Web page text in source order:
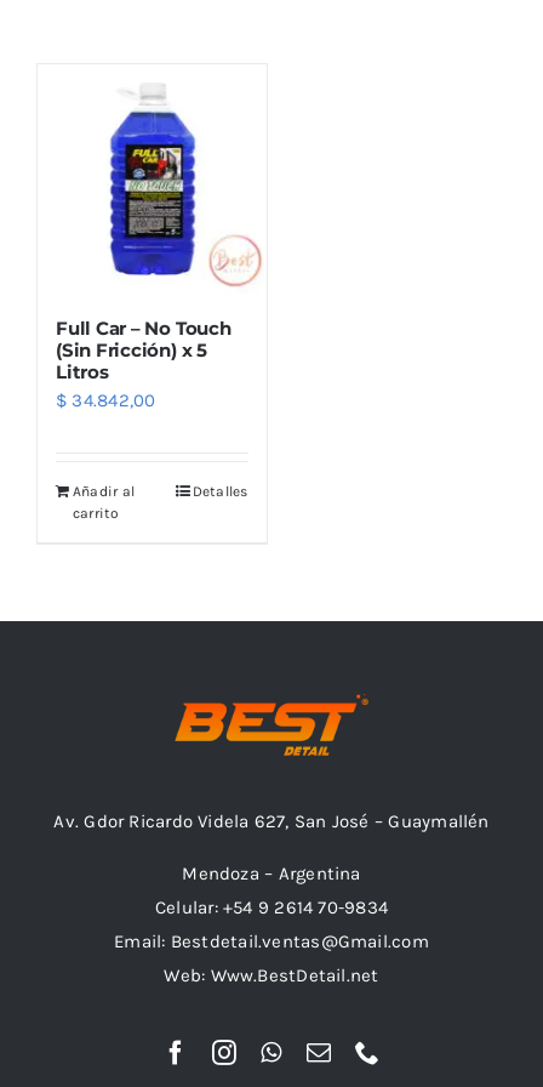
Combos
Mayorista
Marcas
Full Car – No Touch
(Sin Fricción) x 5
Litros
$ 34.842,00
Añadir al
carrito
Detalles
Av. Gdor Ricardo Videla 627, San José – Guaymallén
Mendoza – Argentina
Celular: +54 9 2614 70-9834
Email: Bestdetail.ventas@Gmail.com
Web: Www.BestDetail.net